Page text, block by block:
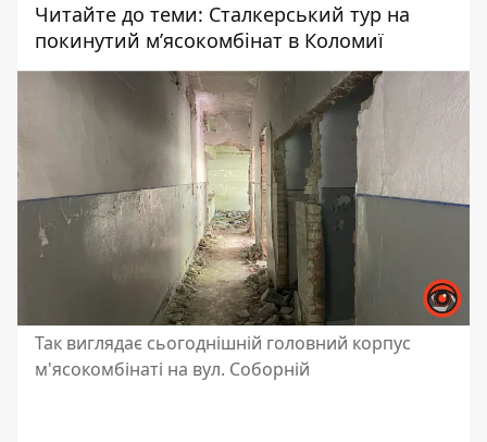
Читайте до теми: Сталкерський тур на
покинутий м’ясокомбінат в Коломиї
Так виглядає сьогоднішній головний корпус
м'ясокомбінаті на вул. Соборній